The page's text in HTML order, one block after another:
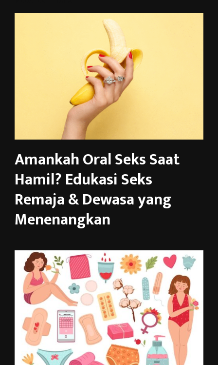
Amankah Oral Seks Saat
Hamil? Edukasi Seks
Remaja & Dewasa yang
Menenangkan